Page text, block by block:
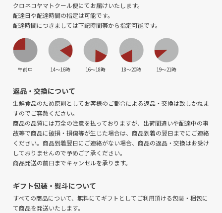
クロネコヤマトクール便にてお届けいたします。
配達日や配達時間の指定は可能です。
配達時間につきましては下記時間帯から指定可能です。
午前中 14〜16時 16〜18時 18〜20時 19〜21時
返品・交換について
生鮮食品のため原則としてお客様のご都合による返品・交換は致しかねま
すのでご容赦ください。
商品の品質には万全の注意を払っておりますが、出荷間違いや配達中の事
故等で商品に破損・損傷等が生じた場合は、商品到着の翌日までにご連絡
ください。商品到着翌日にご連絡がない場合、商品の返品・交換はお受け
しておりませんので予めご了承ください。
商品発送の前日までキャンセルを承ります。
ギフト包装・熨斗について
すべての商品について、無料にてギフトとしてご利用頂ける包装・梱包に
て商品を発送いたします。